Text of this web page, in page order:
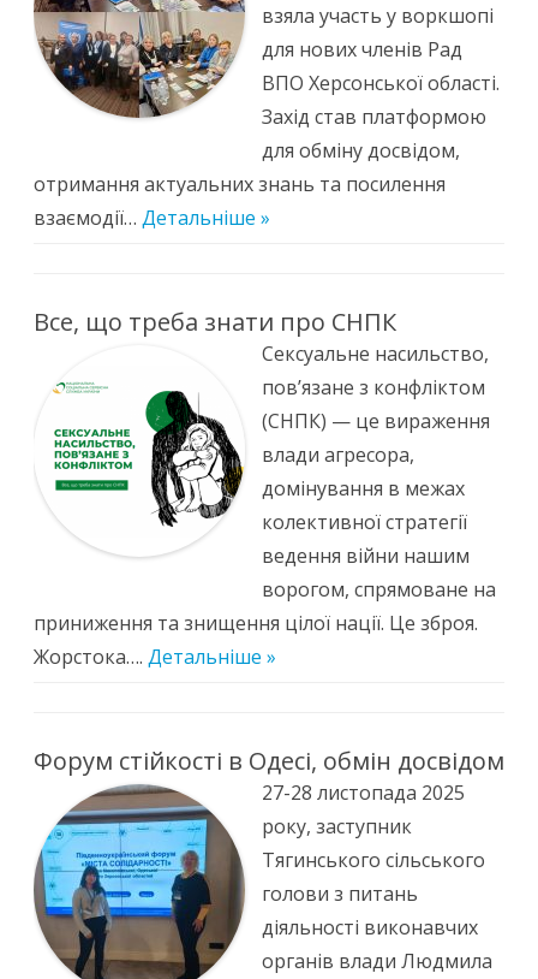
взяла участь у воркшопі
для нових членів Рад
ВПО Херсонської області.
Захід став платформою
для обміну досвідом,
отримання актуальних знань та посилення
взаємодії… Детальніше »
Все, що треба знати про СНПК
Сексуальне насильство,
пов’язане з конфліктом
(СНПК) — це вираження
влади агресора,
домінування в межах
колективної стратегії
ведення війни нашим
ворогом, спрямоване на
приниження та знищення цілої нації. Це зброя.
Жорстока…. Детальніше »
Форум стійкості в Одесі, обмін досвідом
27-28 листопада 2025
року, заступник
Тягинського сільського
голови з питань
діяльності виконавчих
органів влади Людмила